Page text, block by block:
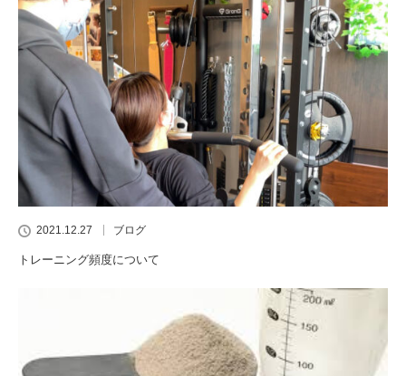
2021.12.27 ブログ
トレーニング頻度について